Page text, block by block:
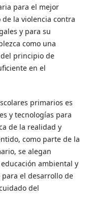
para el mejor
la violencia contra
y para su
como una
principio de
en el
primarios es
y tecnologías para
de la realidad y
como parte de la
se alegan
ambiental y
el desarrollo de
del